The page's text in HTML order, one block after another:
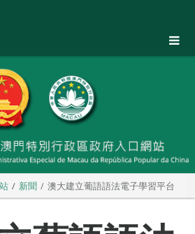
新聞 澳大建立葡語語法電子學習平台